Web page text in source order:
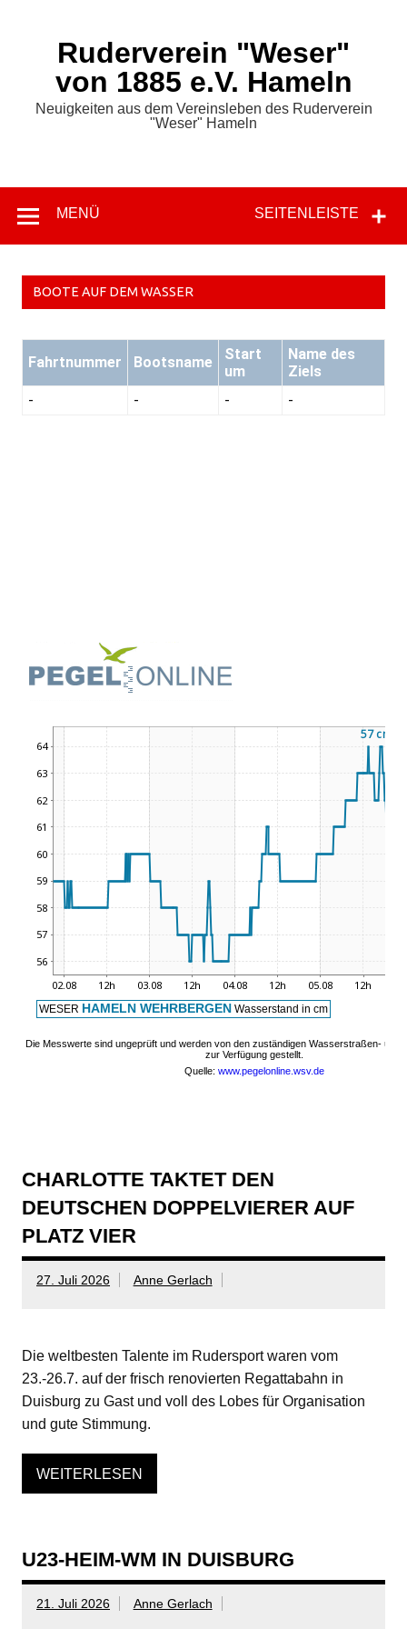
Ruderverein "Weser"
von 1885 e.V. Hameln
Neuigkeiten aus dem Vereinsleben des Ruderverein
"Weser" Hameln
SEITENLEISTE
MENÜ
BOOTE AUF DEM WASSER
CHARLOTTE TAKTET DEN
DEUTSCHEN DOPPELVIERER AUF
PLATZ VIER
27. Juli 2026 Anne Gerlach
Die weltbesten Talente im Rudersport waren vom
23.-26.7. auf der frisch renovierten Regattabahn in
Duisburg zu Gast und voll des Lobes für Organisation
und gute Stimmung.
WEITERLESEN
U23-HEIM-WM IN DUISBURG
21. Juli 2026 Anne Gerlach